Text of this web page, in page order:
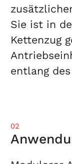
Sie ist in
Kettenzug
entlang
02